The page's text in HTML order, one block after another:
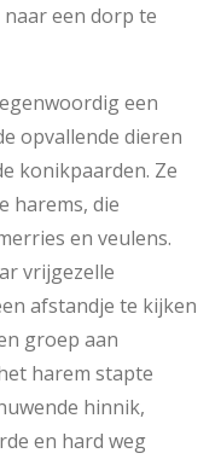
een dorp te
een
opvallende dieren
konikpaarden. Ze
harems, die
en veulens.
vrijgezelle
afstandje te kijken
groep aan
harem stapte
hinnik,
en hard weg